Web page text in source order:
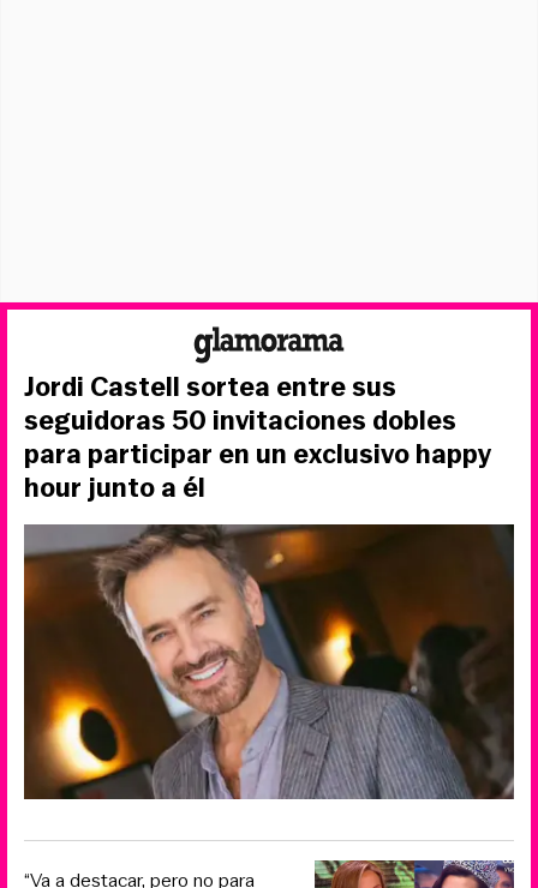
Jordi Castell sortea entre sus
seguidoras 50 invitaciones dobles
para participar en un exclusivo happy
hour junto a él
“Va a destacar, pero no para